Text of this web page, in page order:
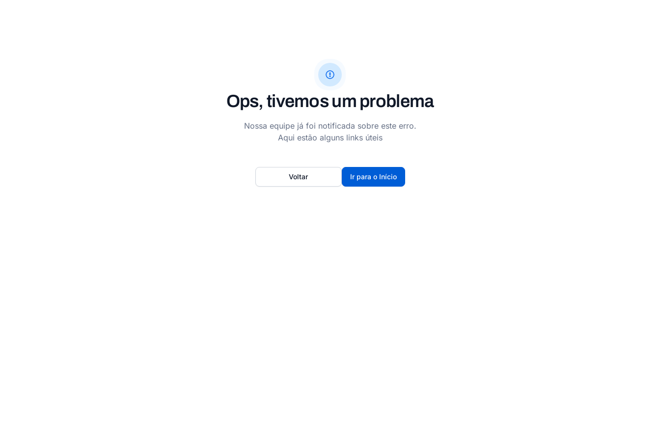
Ops, tivemos um problema
Nossa equipe já foi notificada sobre este erro.
Aqui estão alguns links úteis
Ir para o Início
Voltar